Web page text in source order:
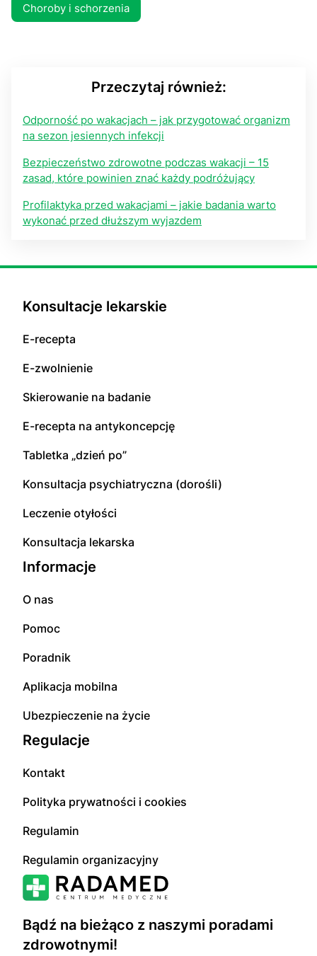
Choroby i schorzenia
Przeczytaj również:
Odporność po wakacjach – jak przygotować organizm
na sezon jesiennych infekcji
Bezpieczeństwo zdrowotne podczas wakacji – 15
zasad, które powinien znać każdy podróżujący
Profilaktyka przed wakacjami – jakie badania warto
wykonać przed dłuższym wyjazdem
Bądź na bieżąco z naszymi poradami
zdrowotnymi!
Konsultacje lekarskie
E-recepta
E-zwolnienie
Skierowanie na badanie
E-recepta na antykoncepcję
Tabletka „dzień po”
Konsultacja psychiatryczna (dorośli)
Leczenie otyłości
Konsultacja lekarska
Informacje
O nas
Pomoc
Poradnik
Aplikacja mobilna
Ubezpieczenie na życie
Regulacje
Kontakt
Polityka prywatności i cookies
Regulamin
Regulamin organizacyjny